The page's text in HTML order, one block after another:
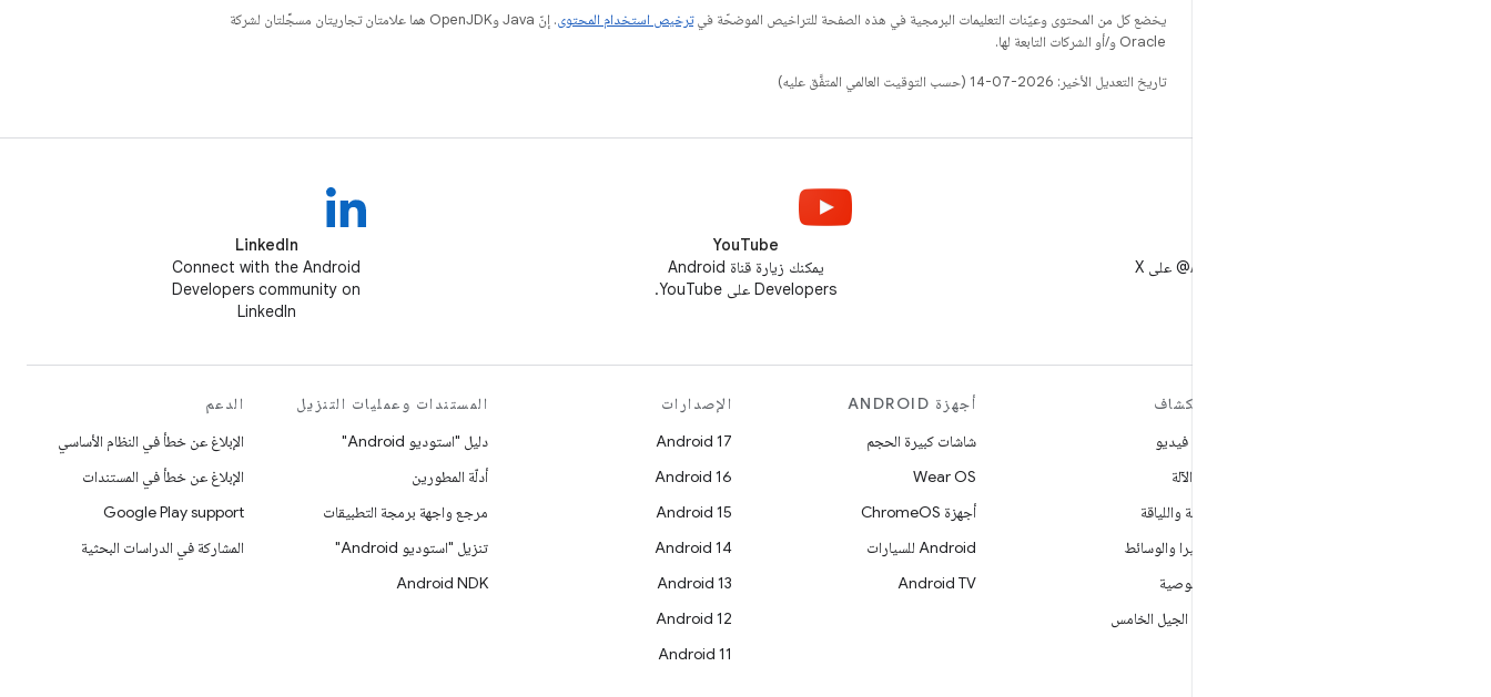
يخضع كل من المحتوى وعيّنات التعليمات البرمجية في هذه الصفحة للتراخيص الموضحّة فيترخيص استخدام المحتوى
. إنّ Java وOpenJDK هما علامتان تجاريتان مسجَّلتان لشركة
Oracle و/أو الشركات التابعة لها.
تاريخ التعديل الأخير: 2026-07-14 (حسب التوقيت العالمي المتفَّق عليه)
YouTube
يمكنك زيارة قناة Android
Developers على YouTube.
LinkedIn
Connect with the Android
Developers community on
LinkedIn
استكشاف
ألعاب فيديو
تعلُم الآلة
الصحة واللياقة
الكاميرا والوسائط
الخصوصية
شبكة الجيل الخامس
أجهزة ANDROID
شاشات كبيرة الحجم
Wear OS
أجهزة ChromeOS
Android للسيارات
Android TV
الإصدارات
Android 17
Android 16
Android 15
Android 14
Android 13
Android 12
Android 11
المستندات وعمليات التنزيل
دليل "استوديو Android"
أدلّة المطورين
مرجع واجهة برمجة التطبيقات
تنزيل "استوديو Android"
Android NDK
الدعم
الإبلاغ عن خطأ في النظام الأساسي
الإبلاغ عن خطأ في المستندات
Google Play support
المشاركة في الدراسات البحثية